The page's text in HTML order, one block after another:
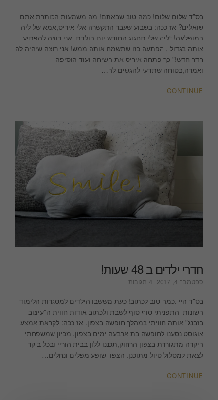
בהפתעה!
בס”ד שלום שלום! כמה טוב שבאתם! מה משמעות הכותרת אתם
שואלים? אז ככה: בשבוע שעבר התקשרה אלי איריס,אמא של ליה
המופלאה! “ליה שלי תחגוג החודש יום הולדת ואני רוצה להפתיע
אותה בגדול , הפתעה כזו שתשמח אותה ממש! אני רוצה שיהיה לה
חדר חדש!” כך פתחה איריס את השיחה ועוד הוסיפה
ואמרה,בטוחה שתדעי להגשים לה…
CONTINUE
חדרי ילדים ב 48 שעות!
ספטמבר 4, 2017 4 תגובות
ילדים
ב
48
שעות!
בס”ד היי .כמה טוב לכתוב! כעת מששבו הילדים למסגרות הלימוד
השונות. התפניתי סוף סוף לשבת ולכתוב אודות חווית ה”עיצוב
בזבנג” אותה חוויתי במהלך חופשה בצפון. אז ככה: לקראת אמצע
אוגוסט נסענו לחופשה בת ארבעה ימים בצפון. מכיון שמשפחתי
היקרה מתגוררת בצפון הרחוק,תכננו ללון בבית הוריי ובכל בוקר
לצאת למסלול טיול מתוכנן. הצפון שופע מפלים ונחלים…
CONTINUE